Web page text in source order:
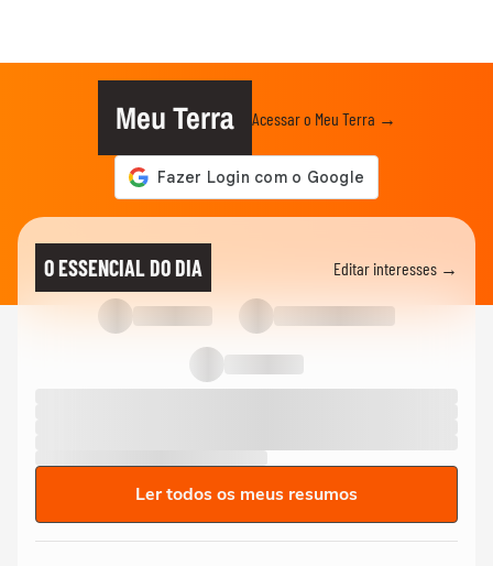
Meu Terra Acessar o Meu Terra →
O ESSENCIAL DO DIA Editar interesses →
Ler todos os meus resumos